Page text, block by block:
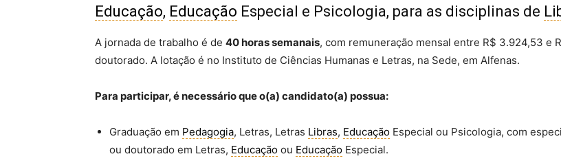
Educação, Educação Especial e Psicologia, para as disciplinas de
A jornada de trabalho é de 40 horas semanais, com remuneração mensal entre R$ 3.924,53 e
doutorado. A lotação é no Instituto de Ciências Humanas e Letras, na Sede, em Alfenas.
Para participar, é necessário que o(a) candidato(a) possua:
Graduação em Pedagogia, Letras, Letras Libras, Educação Especial ou Psicologia, com
ou doutorado em Letras, Educação ou Educação Especial.